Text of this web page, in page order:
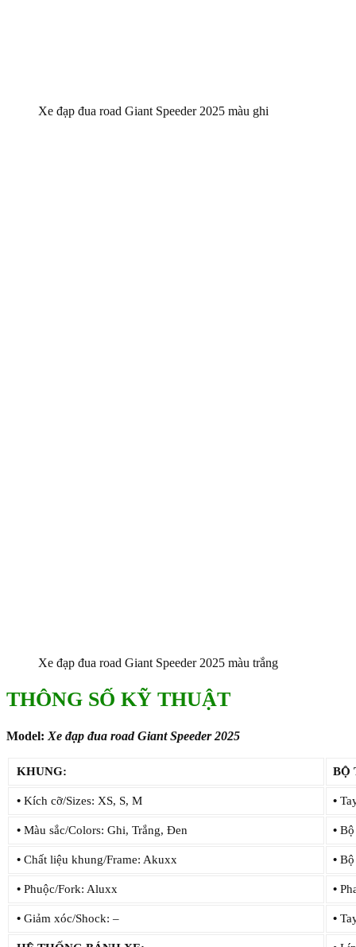
Xe đạp đua road Giant Speeder 2025 màu ghi
Xe đạp đua road Giant Speeder 2025 màu trắng
THÔNG SỐ KỸ THUẬT
Model: Xe đạp đua road Giant Speeder 2025
KHUNG: BỘ
• Kích cỡ/Sizes: XS, S, M •
• Màu sắc/Colors: Ghi, Trắng, Đen •Bộ
• Chất liệu khung/Frame: Akuxx •Bộ
• Phuộc/Fork: Aluxx •
• Giảm xóc/Shock: – •